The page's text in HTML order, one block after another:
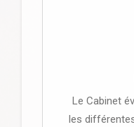
Le Cabinet
les